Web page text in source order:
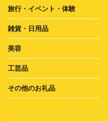
旅行・イベント・体験
雑貨・日用品
美容
工芸品
その他のお礼品